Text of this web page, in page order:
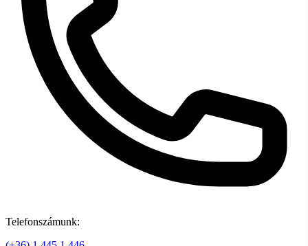
Telefonszámunk: